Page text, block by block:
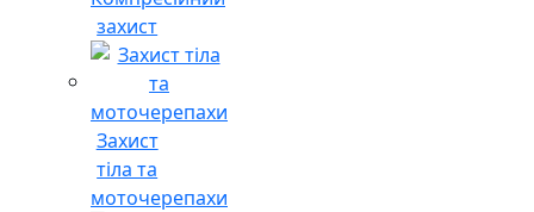
захист
Захист
тіла та
моточерепахи